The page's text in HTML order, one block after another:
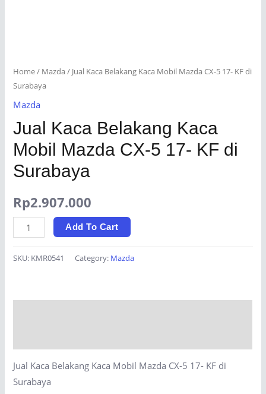
Home/ Mazda/ Jual Kaca Belakang Kaca Mobil Mazda CX-5 17- KF di
Surabaya
Mazda
Jual Kaca Belakang Kaca
Mobil Mazda CX-5 17- KF di
Surabaya
Rp2.907.000
Jual
Kaca
Belakang
17-
KF
di
Add To Cart
SKU: KMR0541 Category: Mazda
Jual Kaca Belakang Kaca Mobil Mazda CX-5 17- KF di
Surabaya